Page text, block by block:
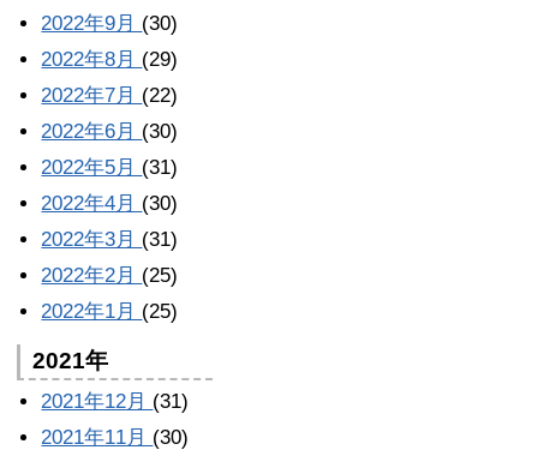
2022年9月 (30)
2022年8月 (29)
2022年7月 (22)
2022年6月 (30)
2022年5月 (31)
2022年4月 (30)
2022年3月 (31)
2022年2月 (25)
2022年1月 (25)
2021年
2021年12月 (31)
2021年11月 (30)